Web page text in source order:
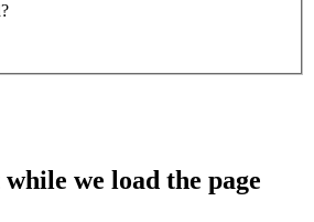
we load the page